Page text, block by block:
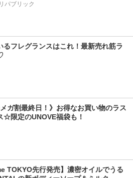
パブリック
るフレグランスはこれ！最新売れ筋ラ
メガ割最終日！》お得なお買い物のラス
☆限定のUNOVE福袋も！
TOKYO先行発売】濃密オイルでうる